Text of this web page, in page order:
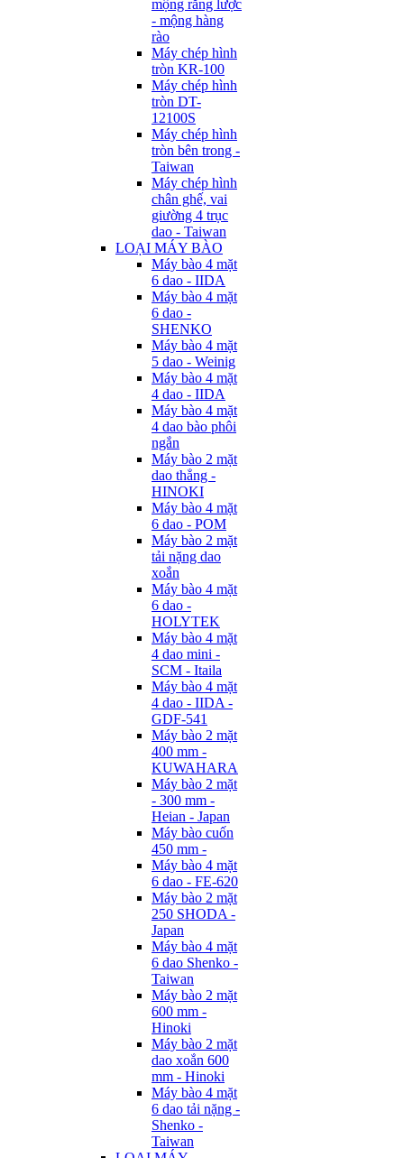
mộng răng lược
- mộng hàng
rào
Máy chép hình
tròn KR-100
Máy chép hình
tròn DT-
12100S
Máy chép hình
tròn bên trong -
Taiwan
Máy chép hình
chân ghế, vai
giường 4 trục
dao - Taiwan
LOẠI MÁY BÀO
Máy bào 4 mặt
6 dao - IIDA
Máy bào 4 mặt
6 dao -
SHENKO
Máy bào 4 mặt
5 dao - Weinig
Máy bào 4 mặt
4 dao - IIDA
Máy bào 4 mặt
4 dao bào phôi
ngắn
Máy bào 2 mặt
dao thẳng -
HINOKI
Máy bào 4 mặt
6 dao - POM
Máy bào 2 mặt
tải nặng dao
xoắn
Máy bào 4 mặt
6 dao -
HOLYTEK
Máy bào 4 mặt
4 dao mini -
SCM - Itaila
Máy bào 4 mặt
4 dao - IIDA -
GDF-541
Máy bào 2 mặt
400 mm -
KUWAHARA
Máy bào 2 mặt
- 300 mm -
Heian - Japan
Máy bào cuốn
450 mm -
Máy bào 4 mặt
6 dao - FE-620
Máy bào 2 mặt
250 SHODA -
Japan
Máy bào 4 mặt
6 dao Shenko -
Taiwan
Máy bào 2 mặt
600 mm -
Hinoki
Máy bào 2 mặt
dao xoắn 600
mm - Hinoki
Máy bào 4 mặt
6 dao tải nặng -
Shenko -
Taiwan